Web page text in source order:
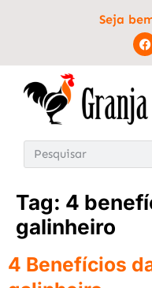
Seja
Tag: 4
galinheiro
4 Benefícios